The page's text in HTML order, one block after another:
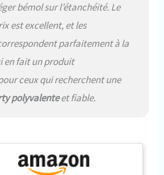
bémol sur l’étanchéité. Le
est excellent, et les
parfaitement à la
en fait un produit
ceux qui recherchent une
polyvalenteet fiable.